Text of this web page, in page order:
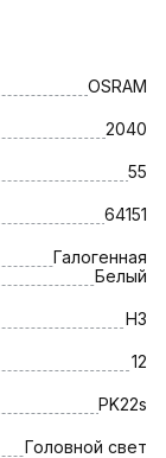
OSRAM
2040
55
64151
Галогенная
Белый
H3
12
PK22s
Головной свет